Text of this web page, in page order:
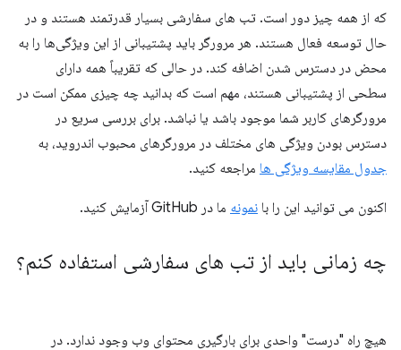
که از همه چیز دور است. تب های سفارشی بسیار قدرتمند هستند و در
حال توسعه فعال هستند. هر مرورگر باید پشتیبانی از این ویژگی‌ها را به
محض در دسترس شدن اضافه کند. در حالی که تقریباً همه دارای
سطحی از پشتیبانی هستند، مهم است که بدانید چه چیزی ممکن است در
مرورگرهای کاربر شما موجود باشد یا نباشد. برای بررسی سریع در
دسترس بودن ویژگی های مختلف در مرورگرهای محبوب اندروید، به
جدول مقایسه ویژگی ها مراجعه کنید.
اکنون می توانید این را با نمونه ما در GitHub آزمایش کنید.
چه زمانی باید از تب های سفارشی استفاده کنم؟
هیچ راه "درست" واحدی برای بارگیری محتوای وب وجود ندارد. در